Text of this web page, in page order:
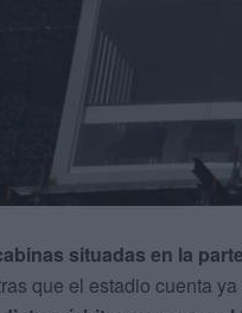
situadas en la
que el estadio cuenta